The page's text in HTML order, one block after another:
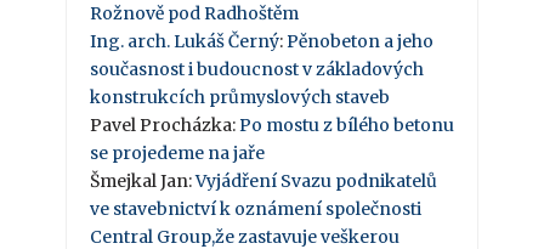
Rožnově pod Radhoštěm
Ing. arch. Lukáš Černý: Pěnobeton a jeho
současnost i budoucnost v základových
konstrukcích průmyslových staveb
Pavel Procházka: Po mostu z bílého betonu
se projedeme na jaře
Šmejkal Jan:Vyjádření Svazu podnikatelů
ve stavebnictví k oznámení společnosti
Central Group,že zastavuje veškerou